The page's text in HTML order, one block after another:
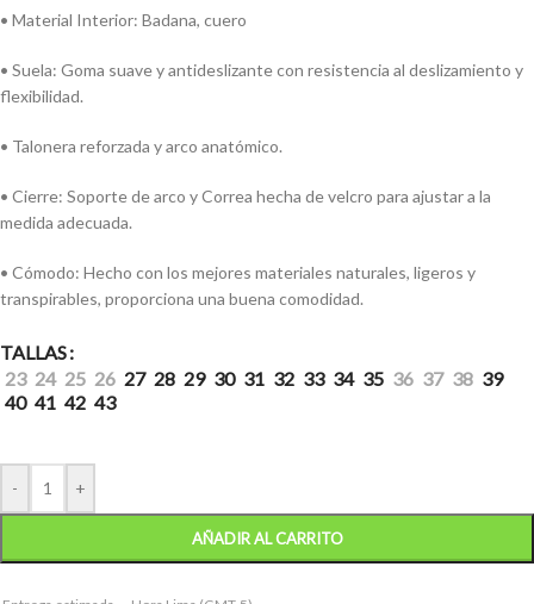
• Material Interior: Badana, cuero
• Suela: Goma suave y antideslizante con resistencia al deslizamiento y
flexibilidad.
• Talonera reforzada y arco anatómico.
• Cierre: Soporte de arco y Correa hecha de velcro para ajustar a la
medida adecuada.
• Cómodo: Hecho con los mejores materiales naturales, ligeros y
transpirables, proporciona una buena comodidad.
TALLAS
23 24 25 26 27 28 29 30 31 32 33 34 35 36 37 38 39
40 41 42 43
- +
AÑADIR AL CARRITO